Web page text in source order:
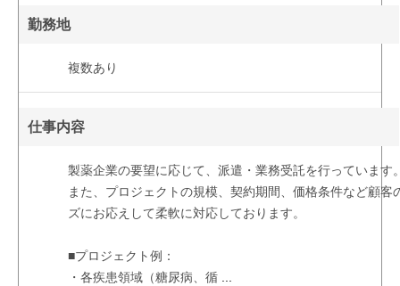
勤務地
複数あり
仕事内容
製薬企業の要望に応じて、派遣・業務受託を行っています
また、プロジェクトの規模、契約期間、価格条件など顧客
ズにお応えして柔軟に対応しております。
■プロジェクト例：
・各疾患領域（糖尿病、循